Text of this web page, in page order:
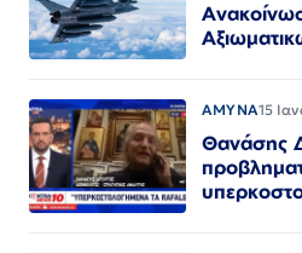
ΑΜΥΝΑ15
Θανάσης